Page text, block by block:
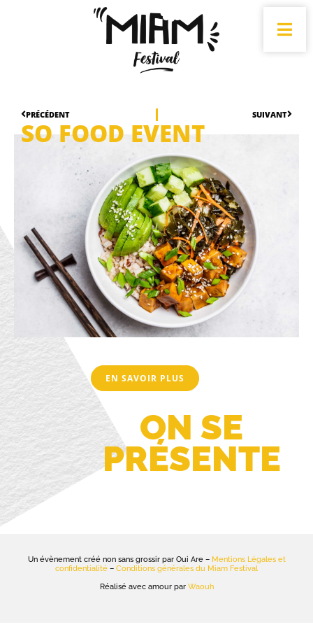
PRÉCÉDENT SUIVANT
SO FOOD EVENT
ON SE
PRÉSENTE
EN SAVOIR PLUS
Un évènement créé non sans grossir par Oui Are – Mentions Légales et
confidentialité – Conditions générales du Miam Festival
Réalisé avec amour par Waouh